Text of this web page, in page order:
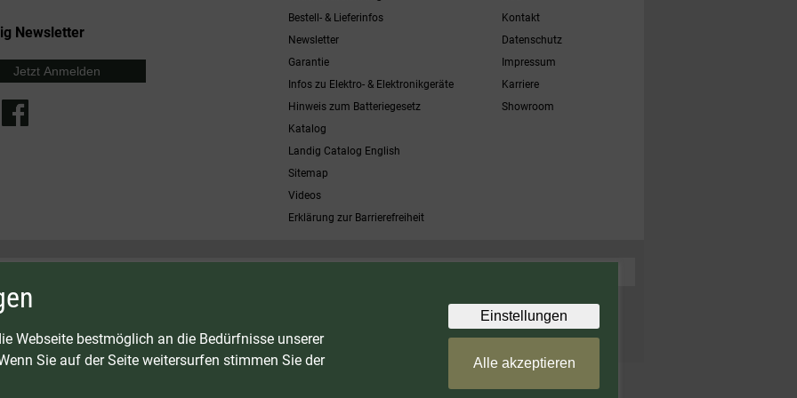
Newsletter
Jetzt Anmelden
Bestell- & Lieferinfos
Newsletter
Garantie
Infos zu Elektro- & Elektronikgeräte
Hinweis zum Batteriegesetz
Katalog
Landig Catalog English
Sitemap
Videos
Erklärung zur Barrierefreiheit
Kontakt
Datenschutz
Impressum
Karriere
Showroom
Nicht mit anderen Gutscheinaktionen kombinierbar. Nur gültig für Fleischwölfe und ausgewählte Zubehörartikel. Nicht einlösbar auf bereits rabattierte
Webseite bestmöglich an die Bedürfnisse unserer
Sie auf der Seite weitersurfen stimmen Sie der
Einstellungen
Alle akzeptieren